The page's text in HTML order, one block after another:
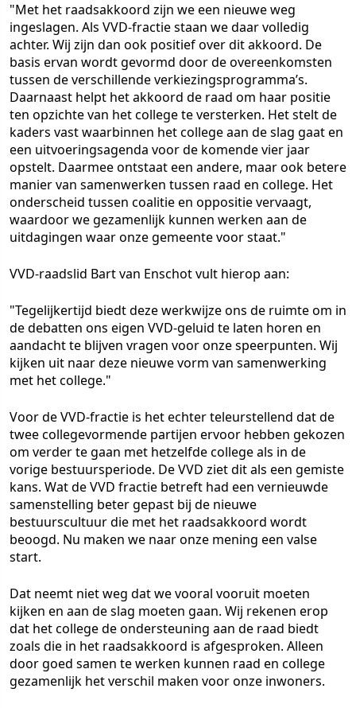
"Met het raadsakkoord zijn we een nieuwe weg
ingeslagen. Als VVD-fractie staan we daar volledig
achter. Wij zijn dan ook positief over dit akkoord. De
basis ervan wordt gevormd door de overeenkomsten
tussen de verschillende verkiezingsprogramma’s.
Daarnaast helpt het akkoord de raad om haar positie
ten opzichte van het college te versterken. Het stelt de
kaders vast waarbinnen het college aan de slag gaat en
een uitvoeringsagenda voor de komende vier jaar
opstelt. Daarmee ontstaat een andere, maar ook betere
manier van samenwerken tussen raad en college. Het
onderscheid tussen coalitie en oppositie vervaagt,
waardoor we gezamenlijk kunnen werken aan de
uitdagingen waar onze gemeente voor staat."
VVD-raadslid Bart van Enschot vult hierop aan:
"Tegelijkertijd biedt deze werkwijze ons de ruimte om in
de debatten ons eigen VVD-geluid te laten horen en
aandacht te blijven vragen voor onze speerpunten. Wij
kijken uit naar deze nieuwe vorm van samenwerking
met het college."
Voor de VVD-fractie is het echter teleurstellend dat de
twee collegevormende partijen ervoor hebben gekozen
om verder te gaan met hetzelfde college als in de
vorige bestuursperiode. De VVD ziet dit als een gemiste
kans. Wat de VVD fractie betreft had een vernieuwde
samenstelling beter gepast bij de nieuwe
bestuurscultuur die met het raadsakkoord wordt
beoogd. Nu maken we naar onze mening een valse
start.
Dat neemt niet weg dat we vooral vooruit moeten
kijken en aan de slag moeten gaan. Wij rekenen erop
dat het college de ondersteuning aan de raad biedt
zoals die in het raadsakkoord is afgesproken. Alleen
door goed samen te werken kunnen raad en college
gezamenlijk het verschil maken voor onze inwoners.